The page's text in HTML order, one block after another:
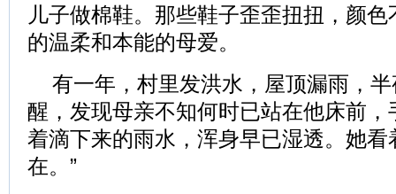
儿子做棉鞋。那些鞋子歪歪扭扭，颜
的温柔和本能的母爱。
有一年，村里发洪水，屋顶漏雨，
醒，发现母亲不知何时已站在他床前
着滴下来的雨水，浑身早已湿透。她看
在。”